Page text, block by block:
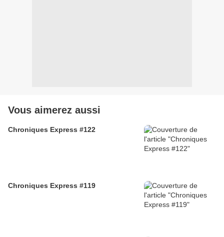
Vous aimerez aussi
Chroniques Express #122
Chroniques Express #119